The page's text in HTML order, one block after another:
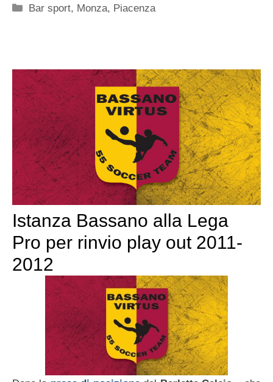
Categorie
Bar sport, Monza, Piacenza
Istanza Bassano alla Lega
Pro per rinvio play out 2011-
2012